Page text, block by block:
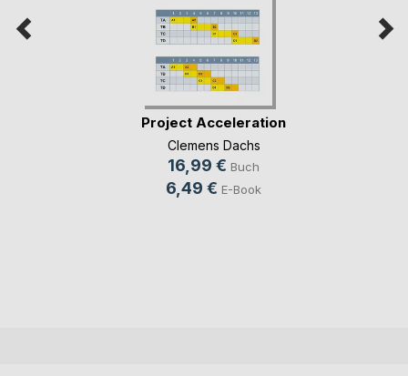
Project Acceleration
Clemens Dachs
16,99 € Buch
6,49 € E-Book